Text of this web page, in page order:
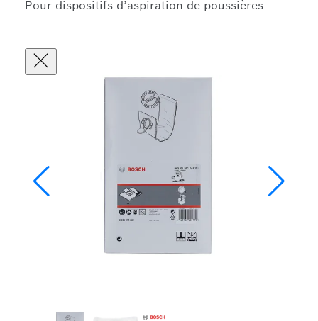
Pour dispositifs d’aspiration de poussières